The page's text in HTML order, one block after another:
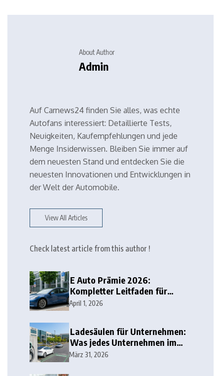
About Author
Admin
Auf Carnews24 finden Sie alles, was echte
Autofans interessiert: Detaillierte Tests,
Neuigkeiten, Kaufempfehlungen und jede
Menge Insiderwissen. Bleiben Sie immer auf
dem neuesten Stand und entdecken Sie die
neuesten Innovationen und Entwicklungen in
der Welt der Automobile.
View All Articles
Check latest article from this author !
E Auto Prämie 2026:
Kompletter Leitfaden für
Deutschland
April 1, 2026
Ladesäulen für Unternehmen:
Was jedes Unternehmen im
Jahr 2026 wissen sollte
März 31, 2026